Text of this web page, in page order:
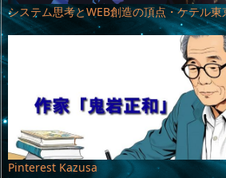
システム思考とWEB創造の頂点・ケテル東
Pinterest Kazusa